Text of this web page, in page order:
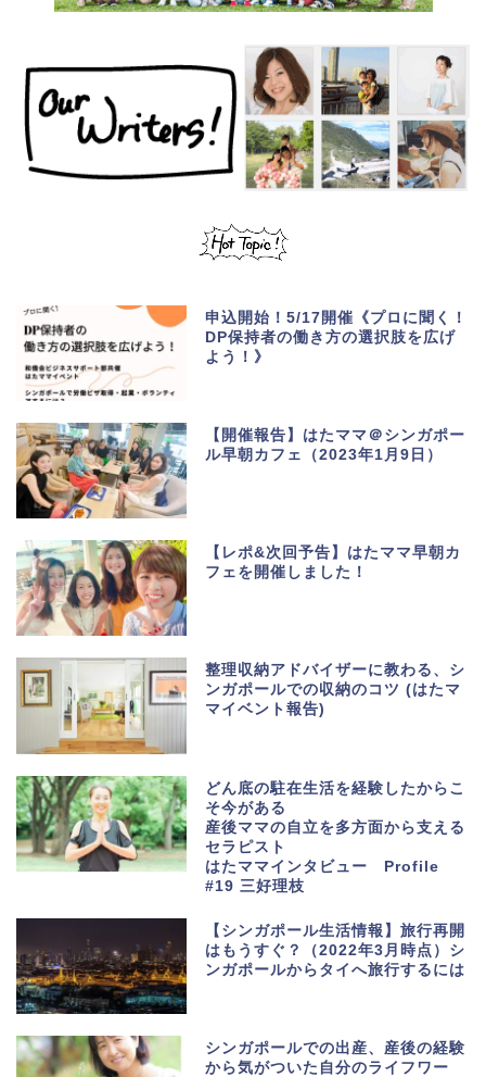
申込開始！5/17開催《プロに聞く！
DP保持者の働き方の選択肢を広げ
よう！》
【開催報告】はたママ＠シンガポー
ル早朝カフェ（2023年1月9日）
【レポ&次回予告】はたママ早朝カ
フェを開催しました！
整理収納アドバイザーに教わる、シ
ンガポールでの収納のコツ (はたマ
マイベント報告)
どん底の駐在生活を経験したからこ
そ今がある
産後ママの自立を多方面から支える
セラピスト
はたママインタビュー Profile
#19 三好理枝
【シンガポール生活情報】旅行再開
はもうすぐ？（2022年3月時点）シ
ンガポールからタイへ旅行するには
シンガポールでの出産、産後の経験
から気がついた自分のライフワー